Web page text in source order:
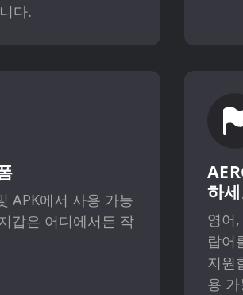
다.
APK에서 사용 가능
갑은 어디에서든 작
하
영어
랍어
지원
용